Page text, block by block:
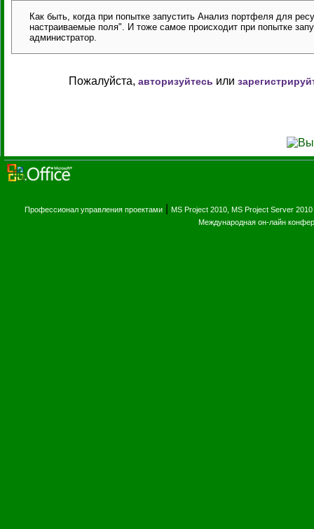
Как быть, когда при попытке запустить Анализ портфеля для
настраиваемые поля". И тоже самое происходит при попытке
администратор.
Пожалуйста, авторизуйтесь или
Профессионал управления проектами MS Project 2010, MS Project Server 2010
Международная он-лайн